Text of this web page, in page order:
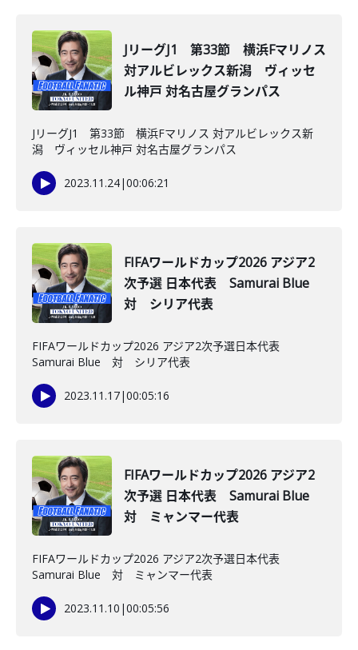
JリーグJ1 第33節 横浜Fマリノス
対アルビレックス新潟 ヴィッセ
ル神戸 対名古屋グランパス
JリーグJ1 第33節 横浜Fマリノス 対アルビレックス新
潟 ヴィッセル神戸 対名古屋グランパス
2023.11.24|00:06:21
FIFAワールドカップ2026 アジア2
次予選 日本代表 Samurai Blue
対 シリア代表
FIFAワールドカップ2026 アジア2次予選日本代表
Samurai Blue 対 シリア代表
2023.11.17|00:05:16
FIFAワールドカップ2026 アジア2
次予選 日本代表 Samurai Blue
対 ミャンマー代表
FIFAワールドカップ2026 アジア2次予選日本代表
Samurai Blue 対 ミャンマー代表
2023.11.10 |00:05:56